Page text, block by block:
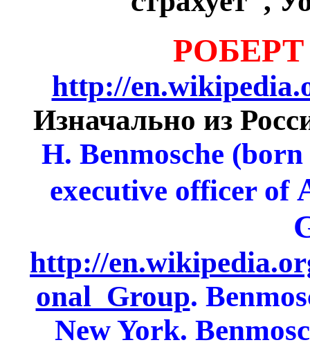
http://
Изначально из
H. Benmosche
executive officer of
http://
onal_Group.
New York.